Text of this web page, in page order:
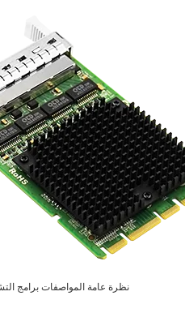
نظرة عامة المواصفات برامج